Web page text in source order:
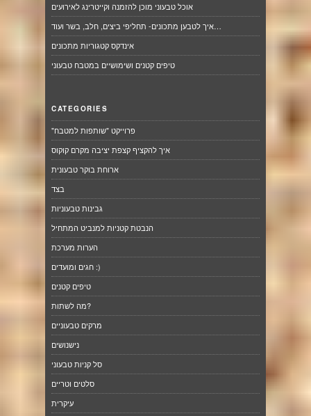
אוכל טבעוני מוכן להזמנה וקייטרינג לאירועים
איך לטבען מתכונים- תחליפי ביצים, חלב, בשר ועוד…
אינדקס קטגוריות מתכונים
טיפים קטנים ושימושיים במטבח טבעוני
CATEGORIES
"פרוייקט "שותפות למטבח
איך להקציף קצפת יציבה מקרם קוקוס
ארוחת בוקר טבעונית
בצד
גבינות טבעוניות
הנבטת קטניות למנביט המתחיל
הערות מערכת
חגים ומועדים :)
טיפים קטנים
מה לשתות?
מרקים טבעוניים
נישנושים
סל קניות טבעוני
סלטים וטריים
עיקרית